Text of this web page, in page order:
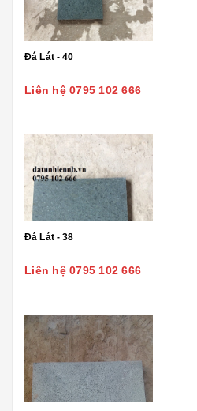
Đá Lát - 40
Liên hệ 0795 102 666
Đá Lát - 38
Liên hệ 0795 102 666